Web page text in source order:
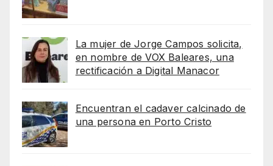
La mujer de Jorge Campos solicita,
en nombre de VOX Baleares, una
rectificación a Digital Manacor
Encuentran el cadaver calcinado de
una persona en Porto Cristo